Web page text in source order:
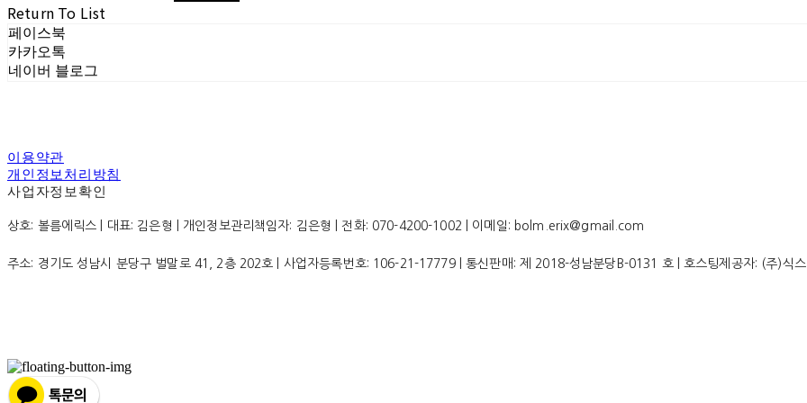
Return To List
페이스북
카카오톡
네이버 블로그
이용약관
개인정보처리방침
사업자정보확인
상호: 볼름에릭스 | 대표: 김은형 | 개인정보관리책임자: 김은형 | 전화: 070-4200-1002 | 이메일: bolm.erix@gmail.com
주소: 경기도 성남시 분당구 벌말로 41, 2층 202호 | 사업자등록번호: 106-21-17779| 통신판매: 제 2018-성남분당B-0131 호| 호스팅제공자: (주)식